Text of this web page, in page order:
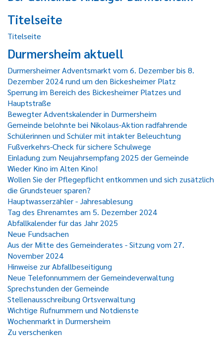
Titelseite
Titelseite
Durmersheim aktuell
Durmersheimer Adventsmarkt vom 6. Dezember bis 8.
Dezember 2024 rund um den Bickesheimer Platz
Sperrung im Bereich des Bickesheimer Platzes und
Hauptstraße
Bewegter Adventskalender in Durmersheim
Gemeinde belohnte bei Nikolaus-Aktion radfahrende
Schülerinnen und Schüler mit intakter Beleuchtung
Fußverkehrs-Check für sichere Schulwege
Einladung zum Neujahrsempfang 2025 der Gemeinde
Wieder Kino im Alten Kino!
Wollen Sie der Pflegepflicht entkommen und sich zusätzlich
die Grundsteuer sparen?
Hauptwasserzähler - Jahresablesung
Tag des Ehrenamtes am 5. Dezember 2024
Abfallkalender für das Jahr 2025
Neue Fundsachen
Aus der Mitte des Gemeinderates - Sitzung vom 27.
November 2024
Hinweise zur Abfallbeseitigung
Neue Telefonnummern der Gemeindeverwaltung
Sprechstunden der Gemeinde
Stellenausschreibung Ortsverwaltung
Wichtige Rufnummern und Notdienste
Wochenmarkt in Durmersheim
Zu verschenken